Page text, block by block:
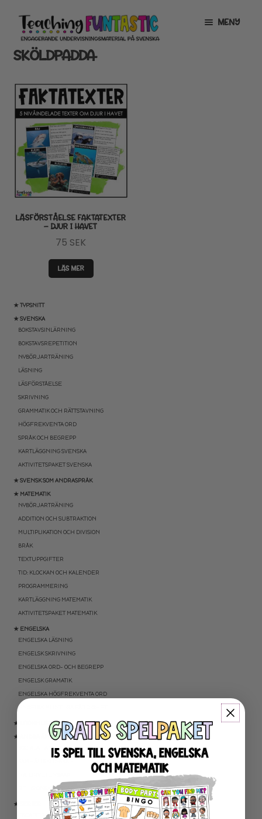
Hoppa
till
navigering
Gå
till
innehåll
MENY
INFO
MITT KONTO
GRATISMATERIAL
BUTIK
LICENSER
SKÖLDPADDA
★ TYPSNITT
★ SVENSKA
BOKSTAVSINLÄRNING
BOKSTAVSREPETITION
NYBÖRJARTRÄNING
LÄSNING
LÄSFÖRSTÅELSE
SKRIVNING
GRAMMATIK OCH RÄTTSTAVNING
HÖGFREKVENTA ORD
SPRÅK OCH BEGREPP
KARTLÄGGNING SVENSKA
AKTIVITETSPAKET SVENSKA
★ SVENSK SOM ANDRASPRÅK
★ MATEMATIK
NYBÖRJARTRÄNING
ADDITION OCH SUBTRAKTION
MULTIPLIKATION OCH DIVISION
BRÅK
TEXTUPPGIFTER
TID: KLOCKAN OCH KALENDER
PROGRAMMERING
KARTLÄGGNING MATEMATIK
AKTIVITETSPAKET MATEMATIK
★ ENGELSKA
ENGELSKA LÄSNING
ENGELSK SKRIVNING
ENGELSKA ORD- OCH BEGREPP
ENGELSK GRAMATIK
ENGELSKA HÖGFREKVENTA ORD
ENGELSK MUNTLIGA FÄRDIGHET
★ UTOMHUSPEDAGOGIK
★ ANDRA ÄMNEN
SOCIALA FÄRDIGHETER
RELIGIONSKUNSKAP
★ SERIER
ESCAPE ROOMS
LÄSFÖRSTÅELSE FAKTATEXTER
– DJUR I HAVET
75 SEK
LÄS MER